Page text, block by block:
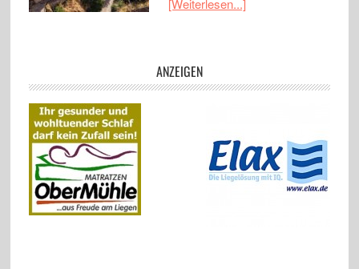
[Weiterlesen...]
ANZEIGEN